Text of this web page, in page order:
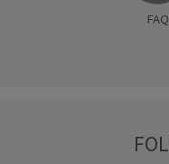
FAQ